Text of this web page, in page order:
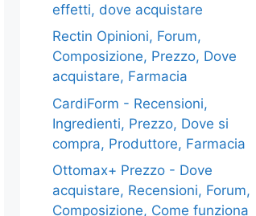
effetti, dove acquistare
Rectin Opinioni, Forum,
Composizione, Prezzo, Dove
acquistare, Farmacia
CardiForm - Recensioni,
Ingredienti, Prezzo, Dove si
compra, Produttore, Farmacia
Ottomax+ Prezzo - Dove
acquistare, Recensioni, Forum,
Composizione, Come funziona